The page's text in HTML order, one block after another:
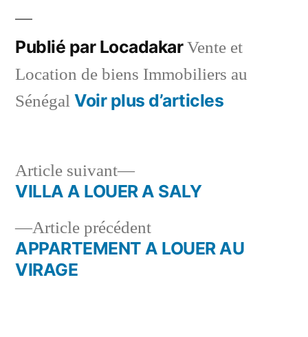
Publié par LocadakarVente et
Location de biens Immobiliers au
Sénégal Voir plus d’articles
Navigation
de
l’article
Article précédentArticle
précédent :
APPARTEMENT A LOUER AU
VIRAGE
Article suivant
Article
suivant :
VILLA A LOUER A SALY